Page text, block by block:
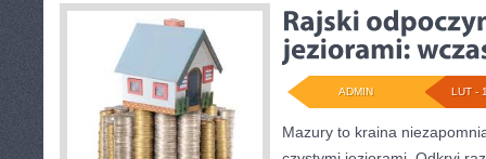
LUT -
ADMIN
Mazury to kraina